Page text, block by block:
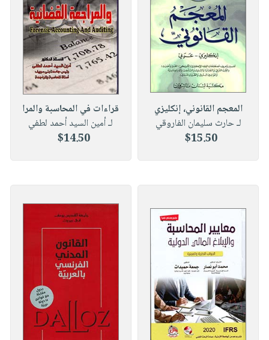
المعجم القانوني، إنكليزي
لـ حارث سليمان الفاروقي
$15.50
قراءات في المحاسبة والمرا
لـ أمين السيد أحمد لطفي
$14.50